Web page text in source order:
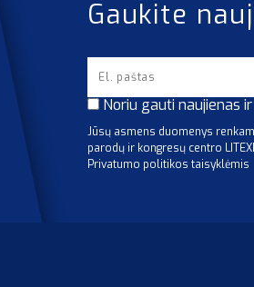
Gaukite
Noriu gauti naujienas
Jūsų asmens duomenys
parodų ir kongresų centro
Privatumo politikos taisyklėmis